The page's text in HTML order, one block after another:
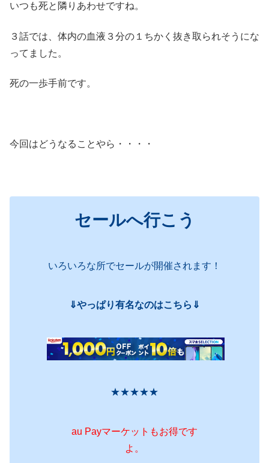
いつも死と隣りあわせですね。
３話では、体内の血液３分の１ちかく抜き取られそうにな
ってました。
死の一歩手前です。
今回はどうなることやら・・・・
セールへ行こう
いろいろな所でセールが開催されます！
⇓やっぱり有名なのはこちら⇓
★★★★★
au Payマーケットもお得です
よ。